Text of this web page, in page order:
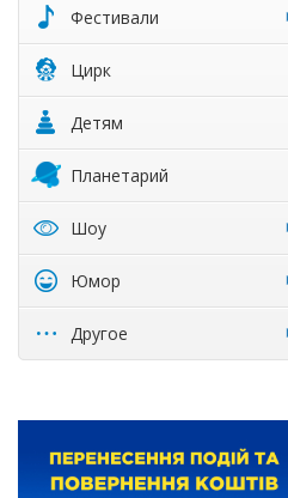
Фестивали
Цирк
Детям
Планетарий
Шоу
Юмор
Другое